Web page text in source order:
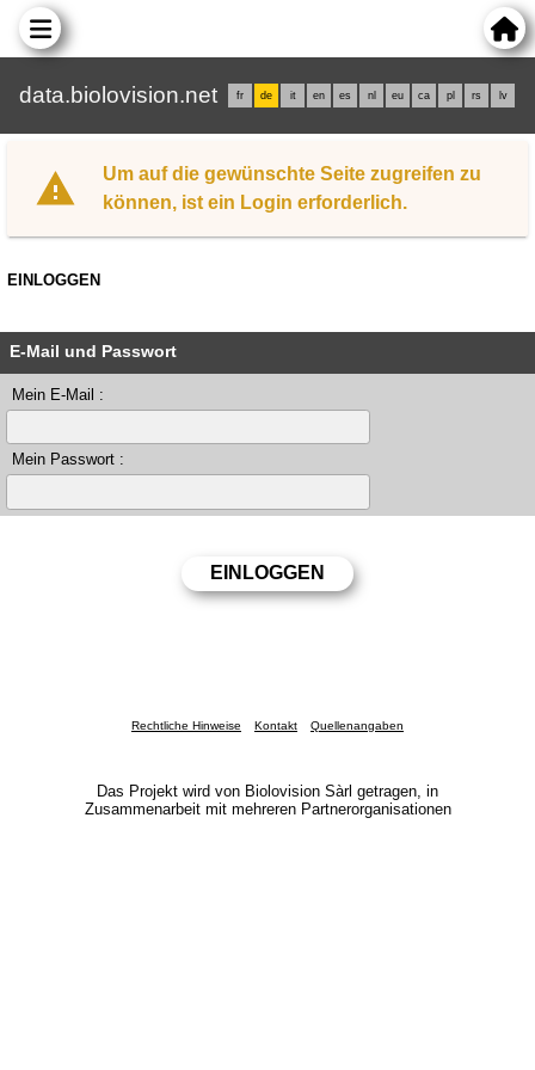
data.biolovision.net fr de it en es nl eu ca pl rs lv
Um auf die gewünschte Seite zugreifen zu
können, ist ein Login erforderlich.
EINLOGGEN
E-Mail und Passwort
Mein E-Mail :
Mein Passwort :
Rechtliche Hinweise Kontakt Quellenangaben
Das Projekt wird von Biolovision Sàrl getragen, in
Zusammenarbeit mit mehreren Partnerorganisationen